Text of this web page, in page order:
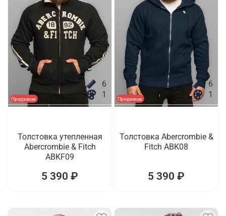
Предзаказ
6
1
Толстовка утепленная
Abercrombie & Fitch
ABKF09
5 390 ₽
Предзаказ
6
1
Толстовка Abercrombie &
Fitch ABK08
5 390 ₽